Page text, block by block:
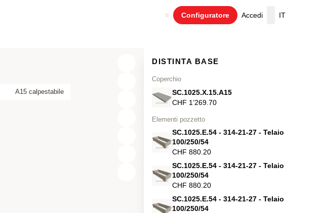
Configuratore Accedi
Carrello
IT
A15 calpestabile
DISTINTA BASE
Coperchio
SC.1025.X.15.A15
CHF 1’269.70
Elementi pozzetto
SC.1025.E.54 - 314-21-27 - Telaio
100/250/54
CHF 880.20
SC.1025.E.54 - 314-21-27 - Telaio
100/250/54
CHF 880.20
SC.1025.E.54 - 314-21-27 - Telaio
100/250/54